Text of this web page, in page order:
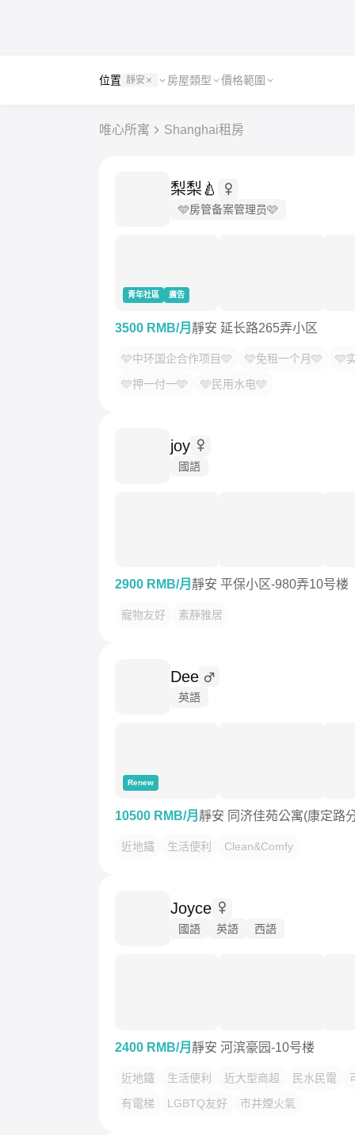
位置 靜安 房屋類型 價格範圍
唯心所寓 Shanghai租房
梨梨🍐
🩵房管备案管理员🩷
青年社區 廣告
3500 RMB/月 靜安 延长路265弄小区
🩵中环国企合作项目🩵 🩵免租一个月🩵
🩵
🩵押一付一🩵
🩵民用水电🩵
joy
國語
2900 RMB/月 靜安 平保小区-980弄10号楼
寵物友好 素靜雅居
Dee
英語
Renew
10500 RMB/月 靜安 同济佳苑公寓(康定路
近地鐵 生活便利 Clean&Comfy
Joyce
國語 英語 西語
2400 RMB/月 靜安 河滨豪园-10号楼
近地鐵 生活便利 近大型商超 民水民電
有電梯
LGBTQ友好 市井煙火氣